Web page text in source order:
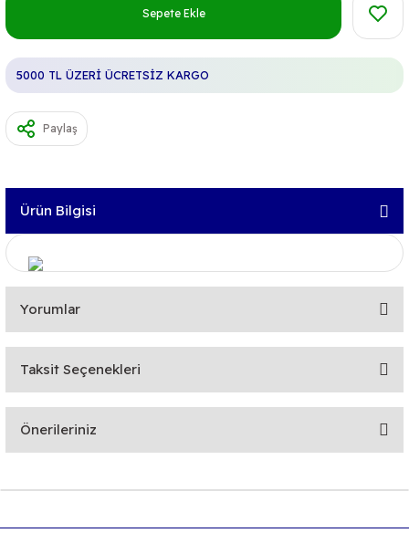
Sepete Ekle
5000 TL ÜZERİ ÜCRETSİZ KARGO
Paylaş
Ürün Bilgisi
Yorumlar
Bu ürüne ilk yorumu siz yapın!
Taksit Seçenekleri
Önerileriniz